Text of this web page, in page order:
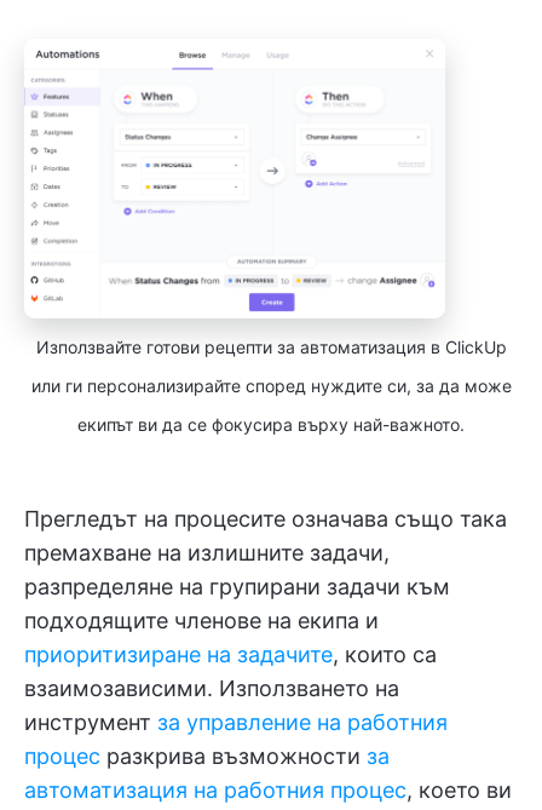
Използвайте готови рецепти за автоматизация в ClickUp
или ги персонализирайте според нуждите си, за да може
екипът ви да се фокусира върху най-важното.
Прегледът на процесите означава също така
премахване на излишните задачи,
разпределяне на групирани задачи към
подходящите членове на екипа и
приоритизиране на задачите, които са
взаимозависими. Използването на
инструмент за управление на работния
процес разкрива възможности за
автоматизация на работния процес, което ви